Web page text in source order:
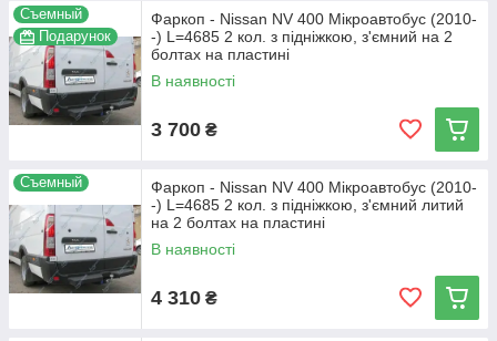
Съемный
Подарунок
Фаркоп - Nissan NV 400 Мікроавтобус (2010-
-) L=4685 2 кол. з підніжкою, з'ємний на 2
болтах на пластині
В наявності
3 700 ₴
Съемный
Фаркоп - Nissan NV 400 Мікроавтобус (2010-
-) L=4685 2 кол. з підніжкою, з'ємний литий
на 2 болтах на пластині
В наявності
4 310 ₴